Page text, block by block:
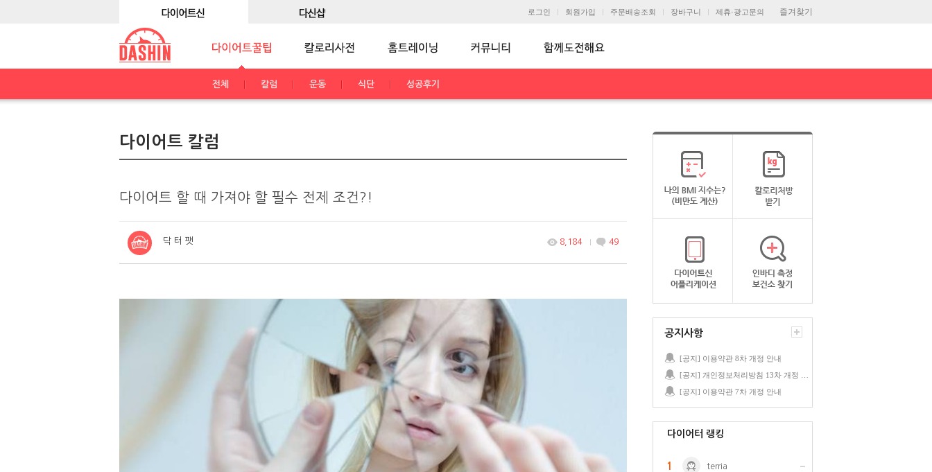
즐겨찾기
로그인 회원가입 주문배송조회 장바구니 제휴·광고문의
전체 칼럼 운동 식단 성공후기
다이어트 칼럼
다이어트 할 때 가져야 할 필수 전제 조건?!
닥 터 팻 8,184 49
공지사항
[공지] 이용약관 8차 개정 안내
[공지] 이용약관 7차 개정 안내
다이어터 랭킹
1 terria